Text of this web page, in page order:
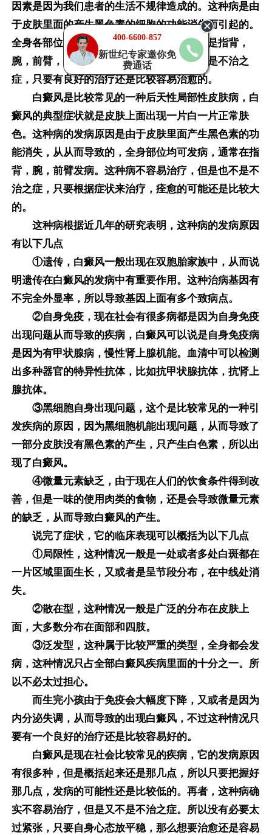
因素是因为我们患者的生活不规律造成的。这种病是由
于皮肤里面的产生黑色素的细胞的功能消失而引起的。
全身各部位均可发生，最常见的发病位置就是指背，
腕，前臂，或者生殖器周围。这种疾病并不是不治之
症，只要有良好的治疗还是比较容易治愈的。
白癜风是比较常见的一种后天性局部性皮肤病，白
癜风的典型症状就是皮肤上面出现一片白一片正常肤
色。这种病的发病原因是由于皮肤里面产生黑色素的功
能消失，从从而导致的，全身部位均可发病，通常在指
背，腕，前臂发病。这种病不容易治疗，但是也不是不
治之症，只要根据症状来治疗，痊愈的可能还是比较大
的。
这种病根据近几年的研究表明，这种病的发病原因
有以下几点
①遗传，白癜风一般出现在双胞胎家族中，从而说
明遗传在白癜风的发病中有重要作用。这种治病基因有
不完全外显率，所以导致基因上面有多个致病点。
②自身免疫，现在社会有很多病都是因为自身免疫
出现问题从而导致的疾病，白癜风可以说是自身免疫病
是因为有甲状腺病，慢性肾上腺机能。血清中可以检测
出多种器官的特异性抗体，比如抗甲状腺抗体，抗肾上
腺抗体。
③黑细胞自身出现问题，这个是比较常见的一种引
发疾病的原因，因为黑细胞机能出现问题，从而导致了
一部分皮肤没有黑色素的产生，只产生白色素，所以出
现了白癜风。
④微量元素缺乏，由于现在人们的饮食条件得到改
善，但是一味的使用肉类的食物，还是会导致微量元素
的缺乏，从而导致白癜风的产生。
说完了症状，它的临床表现可以概括为以下几点
①局限性，这种情况一般是一处或者多处白斑都在
一片区域里面生长，又或者是呈节段分布，在中线处消
失。
②散在型，这种情况一般是广泛的分布在皮肤上
面，大多数分布在面部和四肢。
③泛发型，这种属于比较严重的类型，全身都会发
病，这种情况只占全部白癜风疾病里面的十分之一。所
以不必太过担心。
而生完小孩由于免疫会大幅度下降，又或者是因为
内分泌失调，从而导致的出现白癜风，不过这种情况只
要有一个良好的治疗还是比较容易好的。
白癜风是现在社会比较常见的疾病，它的发病原因
有很多种，但是概括起来还是那几点，所以只要把握好
那几点，发病的可能性还是比较低的。再者，这种病确
实不容易治疗，但是又不是不治之症。所以没有必要太
过紧张，只要自身心态放平稳，那么想要治愈还是容易
400-6600-857
新世纪专家邀你免
费通话